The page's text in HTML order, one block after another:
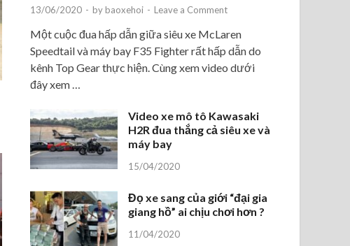
13/06/2020 - by baoxehoi - Leave a Comment
Một cuộc đua hấp dẫn giữa siêu xe McLaren
Speedtail và máy bay F35 Fighter rất hấp dẫn do
kênh Top Gear thực hiện. Cùng xem video dưới
đây xem …
Video xe mô tô Kawasaki
H2R đua thắng cả siêu xe và
máy bay
15/04/2020
Đọ xe sang của giới “đại gia
giang hồ” ai chịu chơi hơn ?
11/04/2020